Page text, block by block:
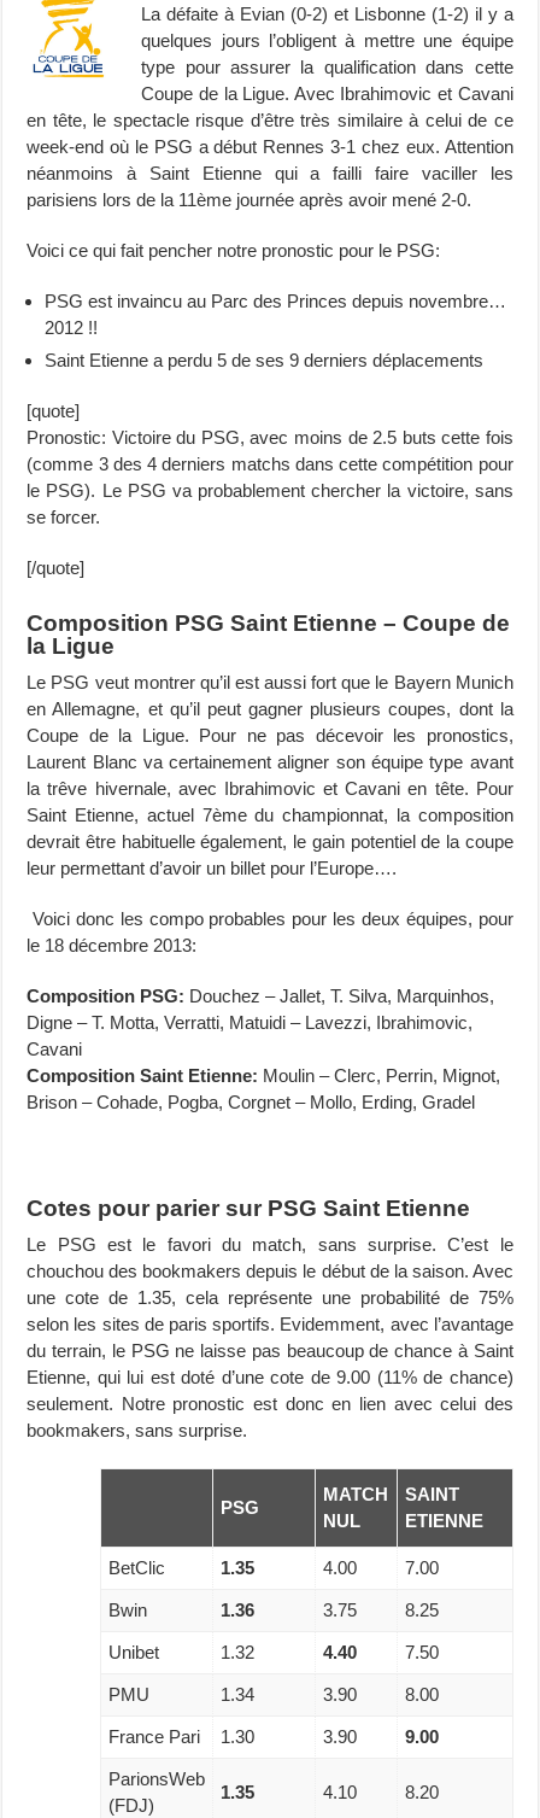
La défaite à Evian (0-2) et Lisbonne (1-2) il y a
quelques jours l’obligent à mettre une équipe
type pour assurer la qualification dans cette
Coupe de la Ligue. Avec Ibrahimovic et Cavani
en tête, le spectacle risque d’être très similaire à celui de ce
week-end où le PSG a début Rennes 3-1 chez eux. Attention
néanmoins à Saint Etienne qui a failli faire vaciller les
parisiens lors de la 11ème journée après avoir mené 2-0.
Voici ce qui fait pencher notre pronostic pour le PSG:
PSG est invaincu au Parc des Princes depuis novembre…
2012 !!
Saint Etienne a perdu 5 de ses 9 derniers déplacements
[quote]
Pronostic: Victoire du PSG, avec moins de 2.5 buts cette fois
(comme 3 des 4 derniers matchs dans cette compétition pour
le PSG). Le PSG va probablement chercher la victoire, sans
se forcer.
[/quote]
Composition PSG Saint Etienne – Coupe de
la Ligue
Le PSG veut montrer qu’il est aussi fort que le Bayern Munich
en Allemagne, et qu’il peut gagner plusieurs coupes, dont la
Coupe de la Ligue. Pour ne pas décevoir les pronostics,
Laurent Blanc va certainement aligner son équipe type avant
la trêve hivernale, avec Ibrahimovic et Cavani en tête. Pour
Saint Etienne, actuel 7ème du championnat, la composition
devrait être habituelle également, le gain potentiel de la coupe
leur permettant d’avoir un billet pour l’Europe….
Voici donc les compo probables pour les deux équipes, pour
le 18 décembre 2013:
Composition PSG: Douchez – Jallet, T. Silva, Marquinhos,
Digne – T. Motta, Verratti, Matuidi – Lavezzi, Ibrahimovic,
Cavani
Composition Saint Etienne: Moulin – Clerc, Perrin, Mignot,
Brison – Cohade, Pogba, Corgnet – Mollo, Erding, Gradel
Cotes pour parier sur PSG Saint Etienne
Le PSG est le favori du match, sans surprise. C’est le
chouchou des bookmakers depuis le début de la saison. Avec
une cote de 1.35, cela représente une probabilité de 75%
selon les sites de paris sportifs. Evidemment, avec l’avantage
du terrain, le PSG ne laisse pas beaucoup de chance à Saint
Etienne, qui lui est doté d’une cote de 9.00 (11% de chance)
seulement. Notre pronostic est donc en lien avec celui des
bookmakers, sans surprise.
PSG
MATCH
NUL
SAINT
ETIENNE
BetClic 1.35 4.00 7.00
Bwin 1.36 3.75 8.25
Unibet 1.32 4.40 7.50
PMU 1.34 3.90 8.00
France Pari 1.30 3.90 9.00
ParionsWeb
(FDJ)
1.35 4.10 8.20